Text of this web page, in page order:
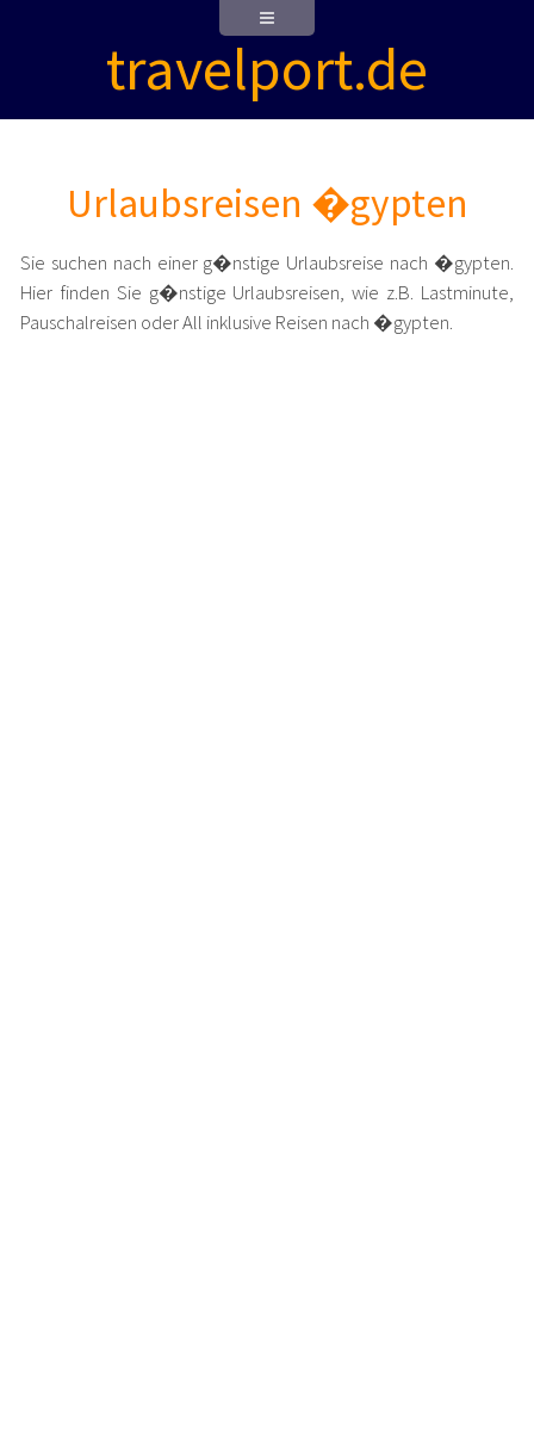
travelport.de
Urlaubsreisen �gypten
Sie suchen nach einer g�nstige Urlaubsreise nach �gypten.
Hier finden Sie g�nstige Urlaubsreisen, wie z.B. Lastminute,
Pauschalreisen oder All inklusive Reisen nach �gypten.